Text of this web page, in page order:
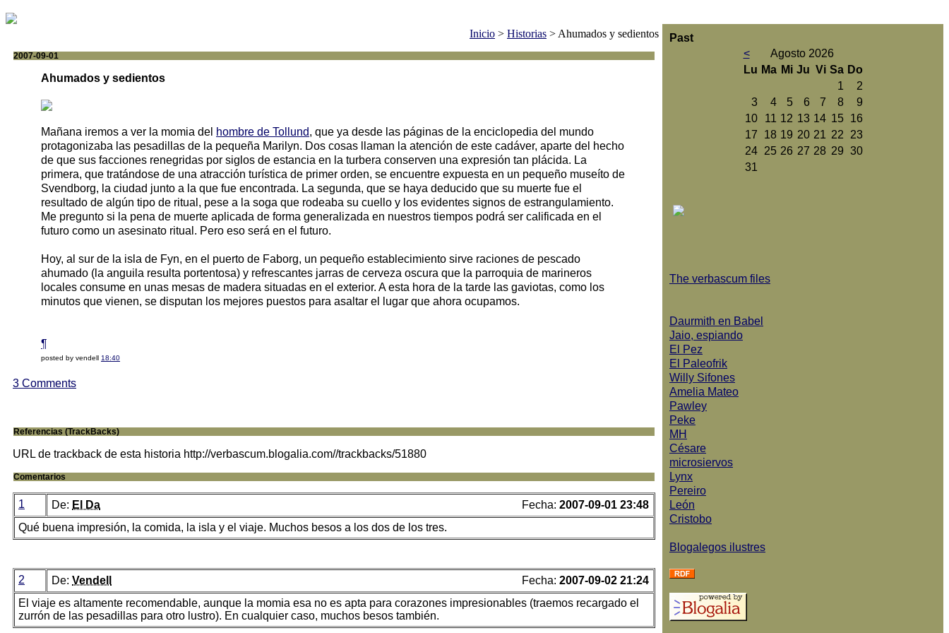
Inicio > Historias > Ahumados y sedientos
2007-09-01
Ahumados y sedientos
Mañana iremos a ver la momia del hombre de Tollund, que ya desde las páginas de la enciclopedia del mundo
protagonizaba las pesadillas de la pequeña Marilyn. Dos cosas llaman la atención de este cadáver, aparte del hecho
de que sus facciones renegridas por siglos de estancia en la turbera conserven una expresión tan plácida. La
primera, que tratándose de una atracción turística de primer orden, se encuentre expuesta en un pequeño museíto de
Svendborg, la ciudad junto a la que fue encontrada. La segunda, que se haya deducido que su muerte fue el
resultado de algún tipo de ritual, pese a la soga que rodeaba su cuello y los evidentes signos de estrangulamiento.
Me pregunto si la pena de muerte aplicada de forma generalizada en nuestros tiempos podrá ser calificada en el
futuro como un asesinato ritual. Pero eso será en el futuro.
Hoy, al sur de la isla de Fyn, en el puerto de Faborg, un pequeño establecimiento sirve raciones de pescado
ahumado (la anguila resulta portentosa) y refrescantes jarras de cerveza oscura que la parroquia de marineros
locales consume en unas mesas de madera situadas en el exterior. A esta hora de la tarde las gaviotas, como los
minutos que vienen, se disputan los mejores puestos para asaltar el lugar que ahora ocupamos.
¶
posted by vendell 18:40
3 Comments
Referencias (TrackBacks)
URL de trackback de esta historia http://verbascum.blogalia.com//trackbacks/51880
Comentarios
1 De: El Da Fecha: 2007-09-01 23:48
Qué buena impresión, la comida, la isla y el viaje. Muchos besos a los dos de los tres.
2 De: Vendell Fecha: 2007-09-02 21:24
El viaje es altamente recomendable, aunque la momia esa no es apta para corazones impresionables (traemos recargado el
zurrón de las pesadillas para otro lustro). En cualquier caso, muchos besos también.
Past
<
Agosto 2026
Lu Ma Mi Ju Vi Sa Do
1
2
3
4 5 6 7 8
9
10
11 12 13 14 15
16
17
18 19 20 21 22
23
24
25 26 27 28 29 30
31
The verbascum files
Daurmith en Babel
Jaio, espiando
El Pez
El Paleofrik
Willy Sifones
Amelia Mateo
Pawley
Peke
MH
Césare
microsiervos
Lynx
Pereiro
León
Cristobo
Blogalegos ilustres